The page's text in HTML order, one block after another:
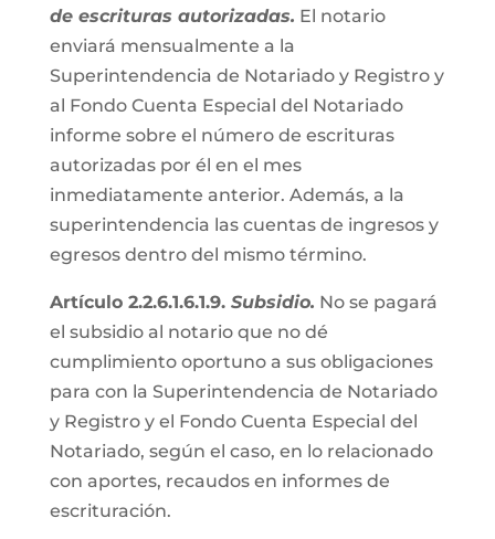
de escrituras autorizadas. El notario
enviará mensualmente a la
Superintendencia de Notariado y Registro y
al Fondo Cuenta Especial del Notariado
informe sobre el número de escrituras
autorizadas por él en el mes
inmediatamente anterior. Además, a la
superintendencia las cuentas de ingresos y
egresos dentro del mismo término.
Artículo 2.2.6.1.6.1.9. Subsidio. No se pagará
el subsidio al notario que no dé
cumplimiento oportuno a sus obligaciones
para con la Superintendencia de Notariado
y Registro y el Fondo Cuenta Especial del
Notariado, según el caso, en lo relacionado
con aportes, recaudos en informes de
escrituración.